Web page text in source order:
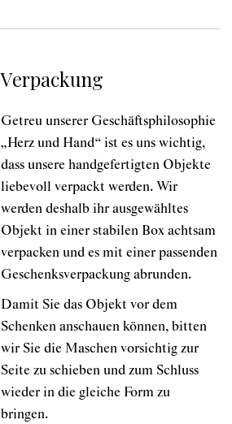
Verpackung
Getreu unserer Geschäftsphilosophie
„Herz und Hand“ ist es uns wichtig,
dass unsere handgefertigten Objekte
liebevoll verpackt werden. Wir
werden deshalb ihr ausgewähltes
Objekt in einer stabilen Box achtsam
verpacken und es mit einer passenden
Geschenksverpackung abrunden.
Damit Sie das Objekt vor dem
Schenken anschauen können, bitten
wir Sie die Maschen vorsichtig zur
Seite zu schieben und zum Schluss
wieder in die gleiche Form zu
bringen.